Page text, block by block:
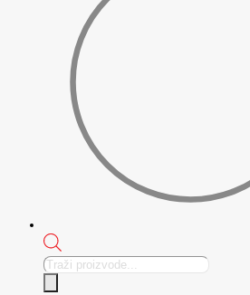
Products